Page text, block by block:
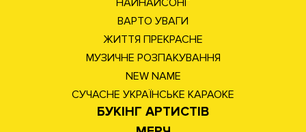
ВАРТО УВАГИ
ЖИТТЯ ПРЕКРАСНЕ
МУЗИЧНЕ РОЗПАКУВАННЯ
NEW NAME
СУЧАСНЕ УКРАЇНСЬКЕ КАРАОКЕ
БУКІНГ АРТИСТІВ